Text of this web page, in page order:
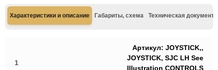
Характеристики и описание Габариты, схема Техническая
1
Артикул: JOYSTICK,,
JOYSTICK, SJC LH See
Illustration CONTROLS